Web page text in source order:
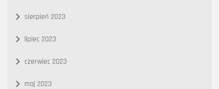
sierpień 2023
lipiec 2023
czerwiec 2023
maj 2023